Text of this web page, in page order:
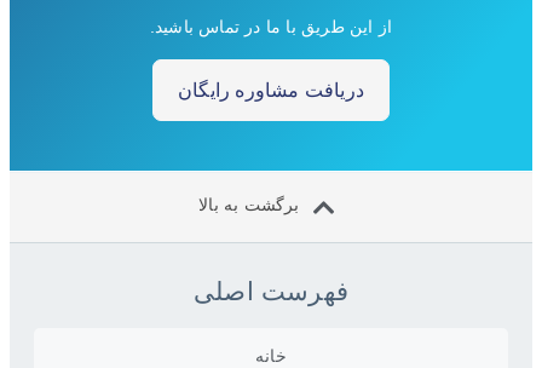
از این طریق با ما در تماس باشید.
دریافت مشاوره رایگان
برگشت به بالا
فهرست اصلی
خانه